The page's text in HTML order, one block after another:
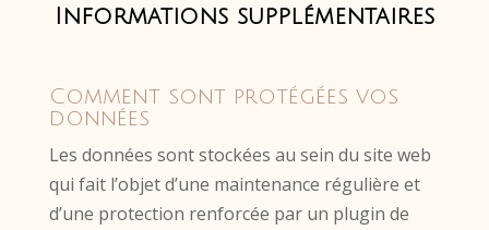
Informations supplémentaires
Comment sont protégées vos
données
Les données sont stockées au sein du site web
qui fait l’objet d’une maintenance régulière et
d’une protection renforcée par un plugin de